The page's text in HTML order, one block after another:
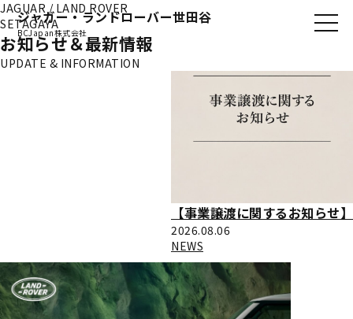
ジャガー・ランドローバー世田谷
BCJapan株式会社
JAGUAR / LAND ROVER
SETAGAYA
お知らせ＆最新情報
UPDATE & INFORMATION
【事業譲渡に関するお知らせ】
2026.08.06
NEWS